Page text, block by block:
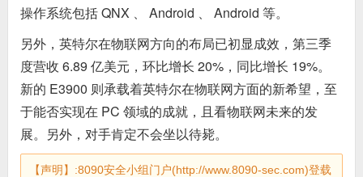
操作系统包括 QNX 、 Android 、 Android 等。
另外，英特尔在物联网方向的布局已初显成效，第三季
度营收 6.89 亿美元，环比增长 20%，同比增长 19%。
新的 E3900 则承载着英特尔在物联网方面的新希望，至
于能否实现在 PC 领域的成就，且看物联网未来的发
展。另外，对手肯定不会坐以待毙。
【声明】:8090安全小组门户(http://www.8090-sec.com)登载